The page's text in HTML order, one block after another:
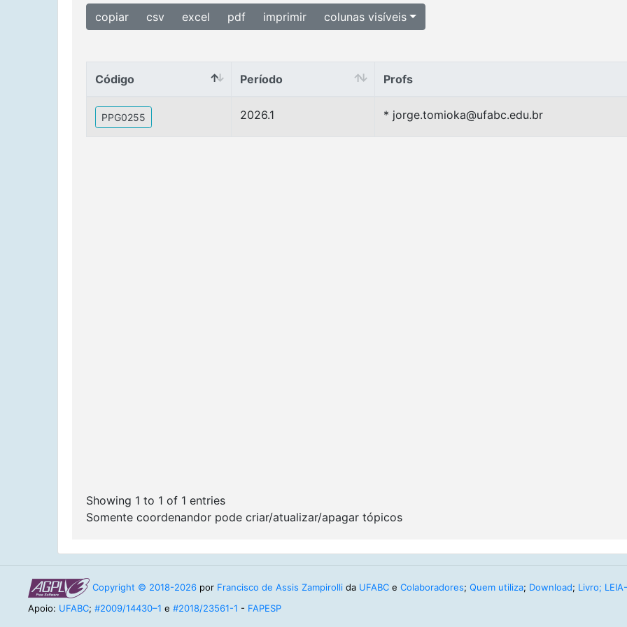
copiar csv excel pdf imprimir colunas visíveis
Código Período
Profs
Código
PPG0255 2026.1 * jorge.tomioka@ufabc.edu.br
Showing 1 to 1 of 1 entries
Somente coordenandor pode criar/atualizar/apagar tópicos
Copyright © 2018-2026 por Francisco de Assis Zampirolli da UFABC e Colaboradores; Quem utiliza; Download; Livro;
Apoio: UFABC; #2009/14430–1 e #2018/23561-1 - FAPESP